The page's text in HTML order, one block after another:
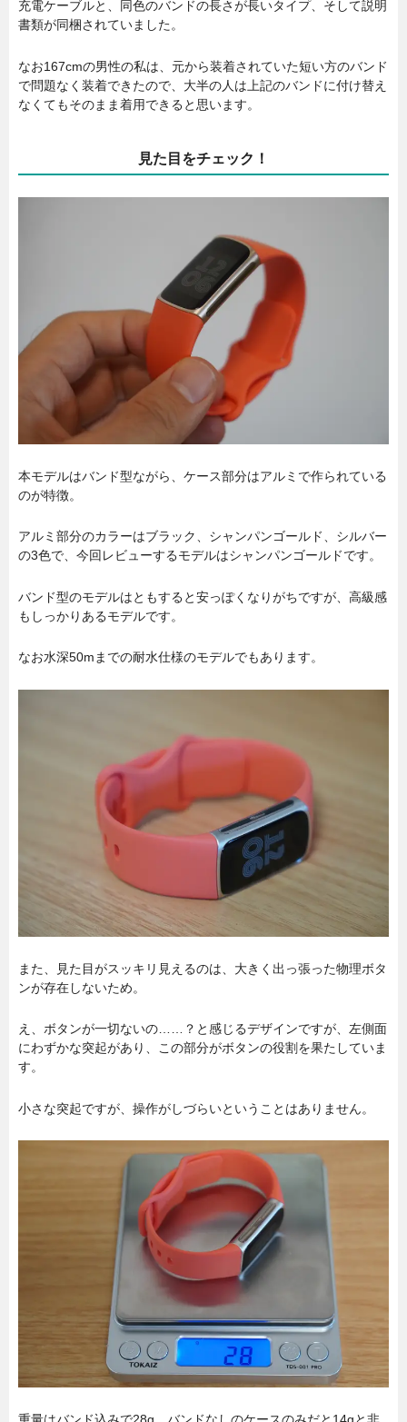
充電ケーブルと、同色のバンドの長さが長いタイプ、そして説明
書類が同梱されていました。
なお167cmの男性の私は、元から装着されていた短い方のバンド
で問題なく装着できたので、大半の人は上記のバンドに付け替え
なくてもそのまま着用できると思います。
見た目をチェック！
本モデルはバンド型ながら、ケース部分はアルミで作られている
のが特徴。
アルミ部分のカラーはブラック、シャンパンゴールド、シルバー
の3色で、今回レビューするモデルはシャンパンゴールドです。
バンド型のモデルはともすると安っぽくなりがちですが、高級感
もしっかりあるモデルです。
なお水深50mまでの耐水仕様のモデルでもあります。
また、見た目がスッキリ見えるのは、大きく出っ張った物理ボタ
ンが存在しないため。
え、ボタンが一切ないの……？と感じるデザインですが、左側面
にわずかな突起があり、この部分がボタンの役割を果たしていま
す。
小さな突起ですが、操作がしづらいということはありません。
重量はバンド込みで28g。バンドなしのケースのみだと14gと非